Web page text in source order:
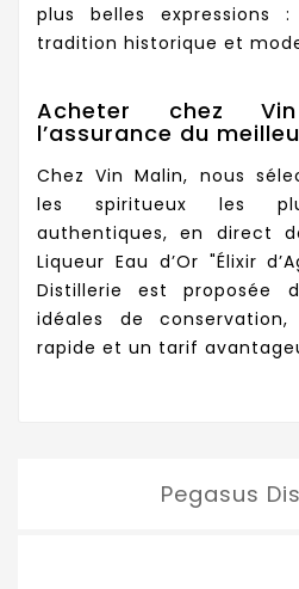
plus belles expressions
tradition historique et
Acheter chez
l’assurance du
Chez Vin Malin, nous
les spiritueux les
authentiques, en direct
Liqueur Eau d’Or "Élixir
Distillerie est proposée
idéales de
rapide et un tarif
Pegasus